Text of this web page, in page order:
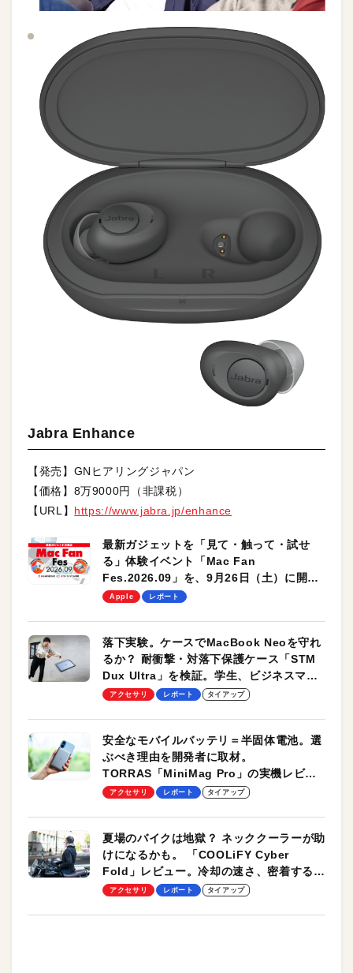
Jabra Enhance
【発売】GNヒアリングジャパン
【価格】8万9000円（非課税）
【URL】 https://www.jabra.jp/enhance
最新ガジェットを「見て・触って・試せ
る」体験イベント「Mac Fan
Fes.2026.09」を、9月26日（土）に開催
します！
Apple レポート
落下実験。ケースでMacBook Neoを守れ
るか？ 耐衝撃・対落下保護ケース「STM
Dux Ultra」を検証。学生、ビジネスマン
のモバイルユースに最適！
アクセサリ レポート タイアップ
安全なモバイルバッテリ＝半固体電池。選
ぶべき理由を開発者に取材。
TORRAS「MiniMag Pro」の実機レビュ
ーも
アクセサリ レポート タイアップ
夏場のバイクは地獄？ ネッククーラーが助
けになるかも。 「COOLiFY Cyber
Fold」レビュー。冷却の速さ、密着する冷
却プレート、シンプルな操作性がグッド！
アクセサリ レポート タイアップ